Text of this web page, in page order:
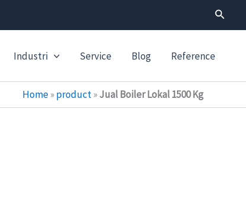
Search
Industri Service Blog Reference
Home»product»Jual Boiler Lokal 1500 Kg